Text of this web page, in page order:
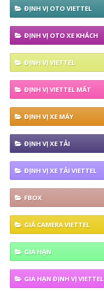
ĐỊNH VỊ OTO VIETTEL
ĐỊNH VỊ OTO XE KHÁCH
ĐỊNH VỊ VIETTEL
ĐỊNH VỊ VIETTEL MẤT
ĐỊNH VỊ XE MÁY
ĐỊNH VỊ XE TẢI
ĐỊNH VỊ XE TẢI VIETTEL
FBOX
GIÁ CAMERA VIETTEL
GIA HẠN
GIA HẠN ĐỊNH VỊ VIETTEL